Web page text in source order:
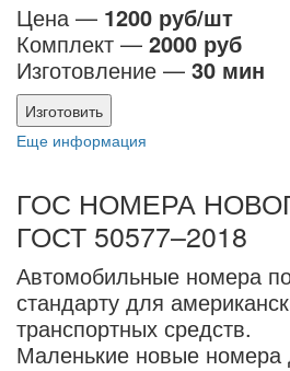
Цена — 1200 руб/шт
Комплект — 2000 руб
Изготовление — 30 мин
Изготовить
Еще информация
ГОС НОМЕРА
ГОСТ 50577–2018
Автомобильные номера
стандарту для
транспортных средств.
Маленькие новые номера